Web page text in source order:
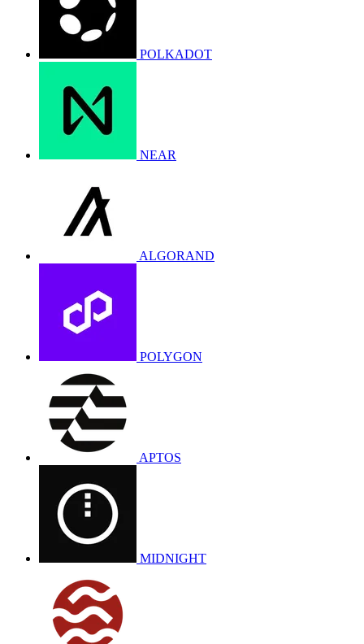
POLKADOT
NEAR
ALGORAND
POLYGON
APTOS
MIDNIGHT